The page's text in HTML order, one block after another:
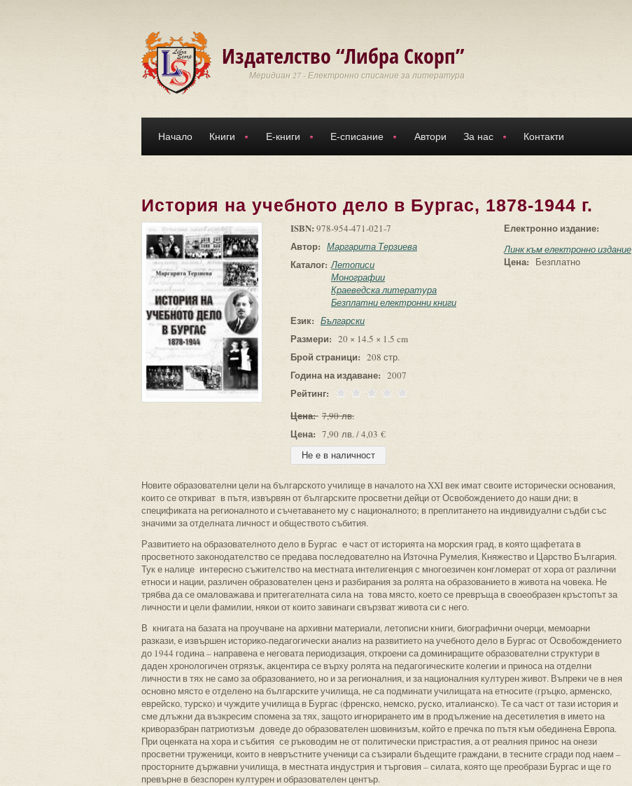
Издателство “Либра Скорп”
Меридиан 27 - Електронно списание за литература
Начало Книги Е-книги Е-списание Автори За нас Контакти
История на учебното дело в Бургас, 1878-1944 г.
ISBN: 978-954-471-021-7
Автор: Маргарита Терзиева
Каталог: Летописи
Монографии
Краеведска литература
Безплатни електронни книги
Език: Български
Размери: 20 × 14.5 × 1.5 cm
Брой страници: 208 стр.
Година на издаване: 2007
Рейтинг:
Цена: 7,90 лв.
Цена: 7,90 лв. / 4,03 €
Електронно издание:
Линк към електронно издание
Цена: Безплатно
Новите образователни цели на българското училище в началото на XXI век имат своите исторически основания,
които се откриват в пътя, извървян от българските просветни дейци от Освобождението до наши дни; в
спецификата на регионалното и съчетаването му с националното; в преплитането на индивидуални съдби със
значими за отделната личност и обществото събития.
Развитието на образователното дело в Бургас е част от историята на морския град, в която щафетата в
просветното законодателство се предава последователно на Източна Румелия, Княжество и Царство България.
Тук е налице интересно съжителство на местната интелигенция с многоезичен конгломерат от хора от различни
етноси и нации, различен образователен ценз и разбирания за ролята на образованието в живота на човека. Не
трябва да се омаловажава и притегателната сила на това място, което се превръща в своеобразен кръстопът за
личности и цели фамилии, някои от които завинаги свързват живота си с него.
В книгата на базата на проучване на архивни материали, летописни книги, биографични очерци, мемоарни
разкази, е извършен историко-педагогически анализ на развитието на учебното дело в Бургас от Освобождението
до 1944 година – направена е неговата периодизация, откроени са доминиращите образователни структури в
даден хронологичен отрязък, акцентира се върху ролята на педагогическите колегии и приноса на отделни
личности в тях не само за образованието, но и за регионалния, и за националния културен живот. Въпреки че в нея
основно място е отделено на българските училища, не са подминати училищата на етносите (гръцко, арменско,
еврейско, турско) и чуждите училища в Бургас (френско, немско, руско, италианско). Те са част от тази история и
сме длъжни да възкресим спомена за тях, защото игнорирането им в продължение на десетилетия в името на
криворазбран патриотизъм доведе до образователен шовинизъм, който е пречка по пътя към обединена Европа.
При оценката на хора и събития се ръководим не от политически пристрастия, а от реалния принос на онези
просветни труженици, които в невръстните ученици са съзирали бъдещите граждани, в тесните сгради под наем –
просторните държавни училища, в местната индустрия и търговия – силата, която ще преобрази Бургас и ще го
превърне в безспорен културен и образователен център.